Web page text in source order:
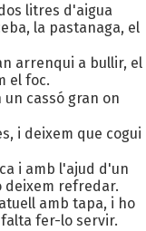
litres d'aigua
la pastanaga, el
arrenqui a bullir, el
el foc.
cassó gran on
i deixem que cogui
i amb l'ajud d'un
deixem refredar.
amb tapa, i ho
fer-lo servir.